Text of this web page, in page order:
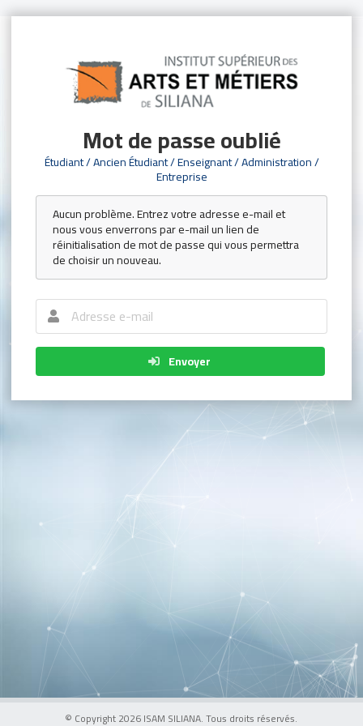
Mot de passe oublié
Étudiant / Ancien Étudiant / Enseignant / Administration /
Entreprise
Aucun problème. Entrez votre adresse e-mail et
nous vous enverrons par e-mail un lien de
réinitialisation de mot de passe qui vous permettra
de choisir un nouveau.
Envoyer
© Copyright 2026 ISAM SILIANA. Tous droits réservés.